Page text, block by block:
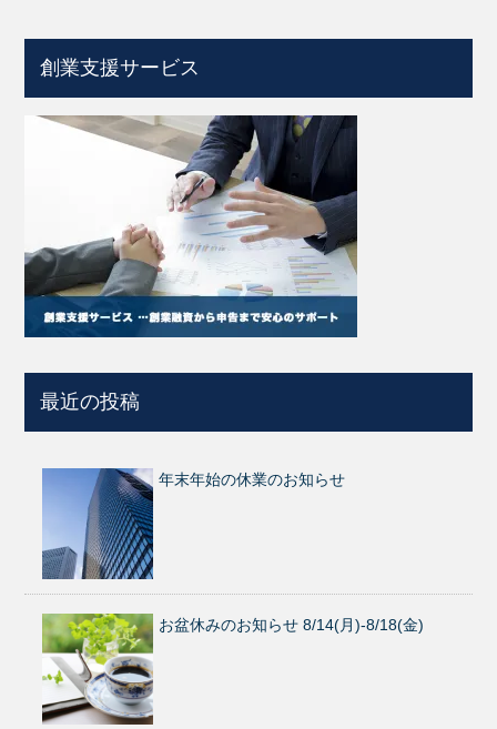
創業支援サービス
最近の投稿
年末年始の休業のお知らせ
お盆休みのお知らせ 8/14(月)-8/18(金)